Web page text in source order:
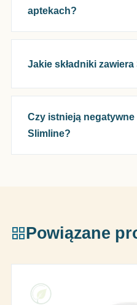
aptekach?
Jakie składniki
Czy istnieją
Slimline?
Powiązane